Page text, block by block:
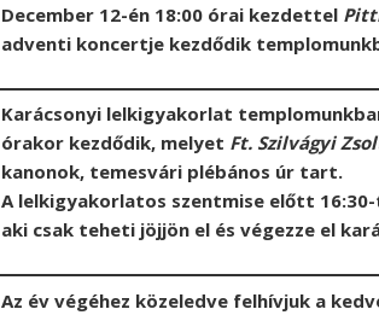
December 12-én 18:00 órai kezdettel
adventi koncertje kezdődik
Karácsonyi lelkigyakorlat
órakor kezdődik, melyet Ft. Szilvágyi
kanonok, temesvári plébános úr tart.
A lelkigyakorlatos szentmise előtt
aki csak teheti jöjjön el és végezze el
Az év végéhez közeledve felhívjuk a